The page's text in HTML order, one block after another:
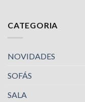
CATEGORIA
NOVIDADES
SOFÁS
SALA